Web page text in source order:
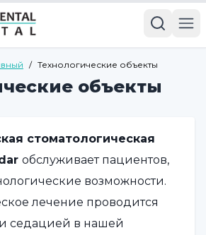
/ Технологические объекты
объекты
стоматологическая
обслуживает пациентов,
возможности.
лечение проводится
седацией в нашей